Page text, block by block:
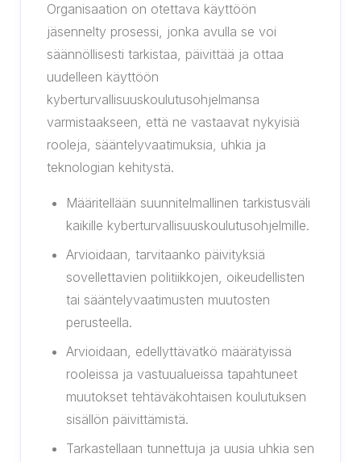
Organisaation on otettava käyttöön
jäsennelty prosessi, jonka avulla se voi
säännöllisesti tarkistaa, päivittää ja ottaa
uudelleen käyttöön
kyberturvallisuuskoulutusohjelmansa
varmistaakseen, että ne vastaavat nykyisiä
rooleja, sääntelyvaatimuksia, uhkia ja
teknologian kehitystä.
Määritellään suunnitelmallinen tarkistusväli
kaikille kyberturvallisuuskoulutusohjelmille.
Arvioidaan, tarvitaanko päivityksiä
sovellettavien politiikkojen, oikeudellisten
tai sääntelyvaatimusten muutosten
perusteella.
Arvioidaan, edellyttävätkö määrätyissä
rooleissa ja vastuualueissa tapahtuneet
muutokset tehtäväkohtaisen koulutuksen
sisällön päivittämistä.
Tarkastellaan tunnettuja ja uusia uhkia sen